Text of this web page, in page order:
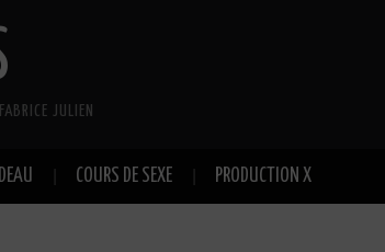
JULIEN
COURS DE SEXE PRODUCTION X